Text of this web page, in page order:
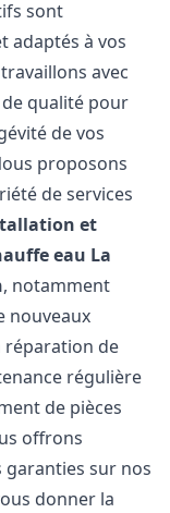
sont
adaptés à vos
avec
qualité pour
de vos
proposons
de services
et
eau La
, notamment
nouveaux
réparation de
régulière
de pièces
offrons
garanties sur nos
donner la